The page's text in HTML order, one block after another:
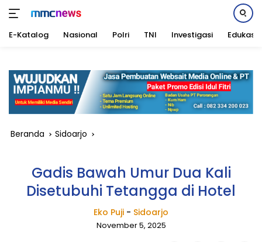
konten
E-Katalog Nasional Polri TNI Investigasi Edukasi
Beranda Sidoarjo
Gadis Bawah Umur Dua Kali
Disetubuhi Tetangga di Hotel
Eko Puji - Sidoarjo
November 5, 2025